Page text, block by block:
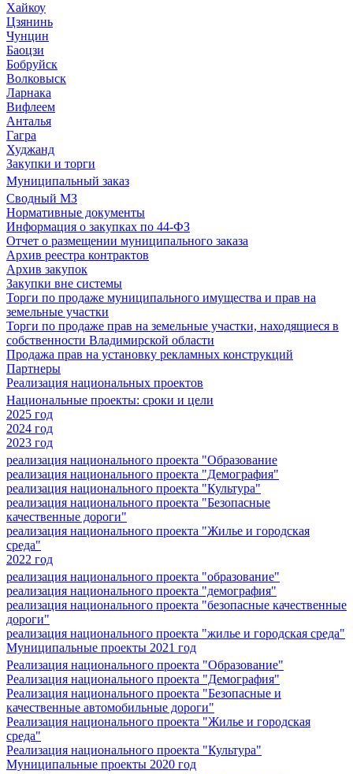
Хайкоу
Цзянинь
Чунцин
Баоцзи
Бобруйск
Волковыск
Ларнака
Вифлеем
Анталья
Гагра
Худжанд
Закупки и торги
Муниципальный заказ
Сводный МЗ
Нормативные документы
Информация о закупках по 44-ФЗ
Отчет о размещении муниципального заказа
Архив реестра контрактов
Архив закупок
Закупки вне системы
Торги по продаже муниципального имущества и прав на
земельные участки
Торги по продаже прав на земельные участки, находящиеся в
собственности Владимирской области
Продажа прав на установку рекламных конструкций
Партнеры
Реализация национальных проектов
Национальные проекты: сроки и цели
2025 год
2024 год
2023 год
реализация национального проекта "Образование
реализация национального проекта "Демография"
реализация национального проекта "Культура"
реализация национального проекта "Безопасные
качественные дороги"
реализация национального проекта "Жилье и городская
среда"
2022 год
реализация национального проекта "образование"
реализация национального проекта "демография"
реализация национального проекта "безопасные качественные
дороги"
реализация национального проекта "жилье и городская среда"
Муниципальные проекты 2021 год
Реализация национального проекта "Образование"
Реализация национального проекта "Демография"
Реализация национального проекта "Безопасные и
качественные автомобильные дороги"
Реализация национального проекта "Жилье и городская
среда"
Реализация национального проекта "Культура"
Муниципальные проекты 2020 год